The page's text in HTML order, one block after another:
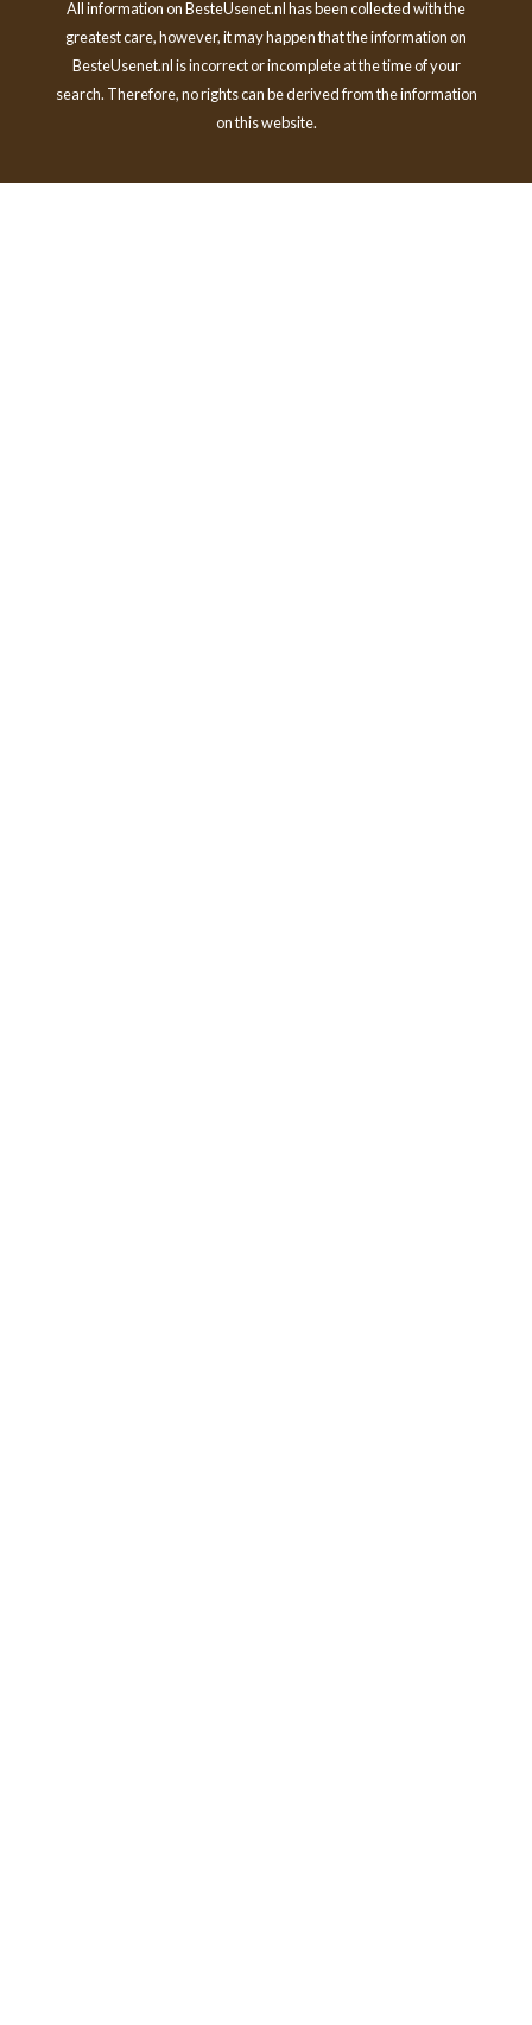
All information on BesteUsenet.nl has been collected with the
greatest care, however, it may happen that the information on
BesteUsenet.nl is incorrect or incomplete at the time of your
search. Therefore, no rights can be derived from the information
on this website.